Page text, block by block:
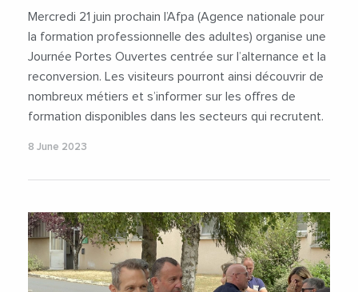
Mercredi 21 juin prochain l’Afpa (Agence nationale pour
la formation professionnelle des adultes) organise une
Journée Portes Ouvertes centrée sur l’alternance et la
reconversion. Les visiteurs pourront ainsi découvrir de
nombreux métiers et s’informer sur les offres de
formation disponibles dans les secteurs qui recrutent.
8 June 2023